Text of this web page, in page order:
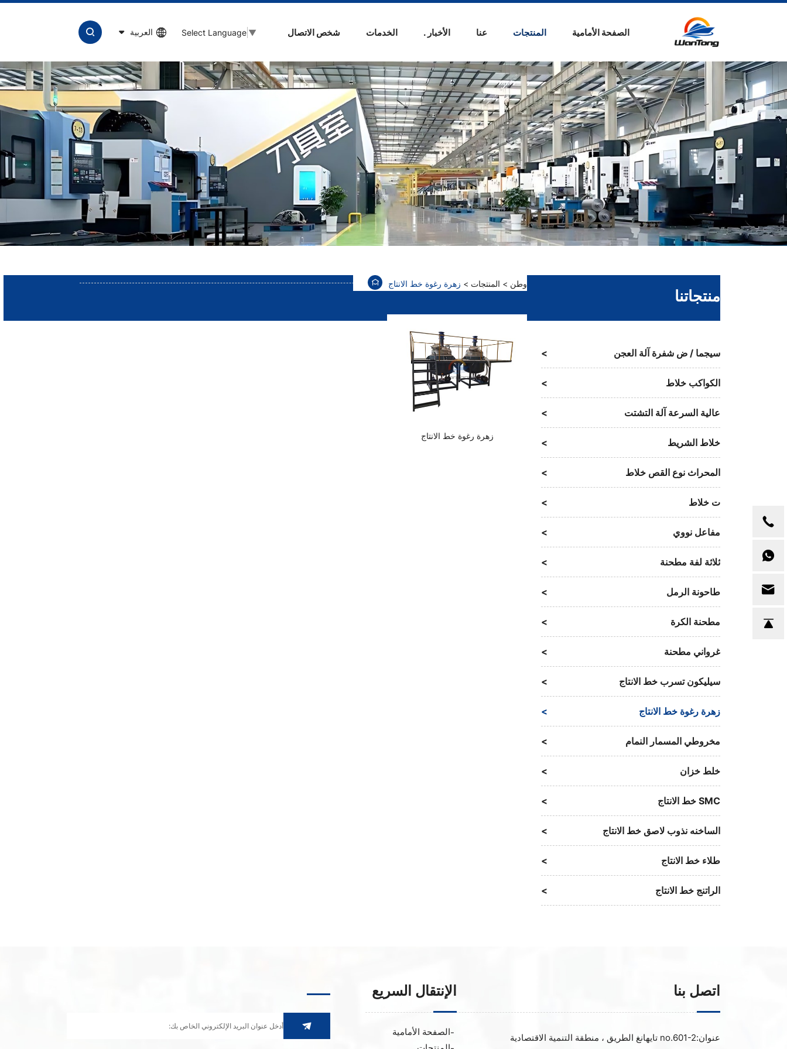
الصفحة الأمامية المنتجات عنا الأخبار . الخدمات شخص الاتصال Select Language ▼ العربية
زهرة
خط
الانتاج
منتجاتنا
سيجما / ض شفرة آلة العجن
الكواكب خلاط
عالية السرعة آلة التشتت
خلاط الشريط
المحراث نوع القص خلاط
ت خلاط
مفاعل نووي
ثلاثة لفة مطحنة
طاحونة الرمل
مطحنة الكرة
غرواني مطحنة
سيليكون تسرب خط الانتاج
زهرة رغوة خط الانتاج
مخروطي المسمار النمام
خلط خزان
SMC خط الانتاج
الساخنه نذوب لاصق خط الانتاج
طلاء خط الانتاج
الراتنج خط الانتاج
وطن المنتجات زهرة رغوة خط الانتاج
زهرة رغوة خط الانتاج
اتصل بنا
عنوان:
no.601-2 تايهانغ الطريق ، منطقة التنمية الاقتصادية
الإنتقال السريع
الصفحة الأمامية